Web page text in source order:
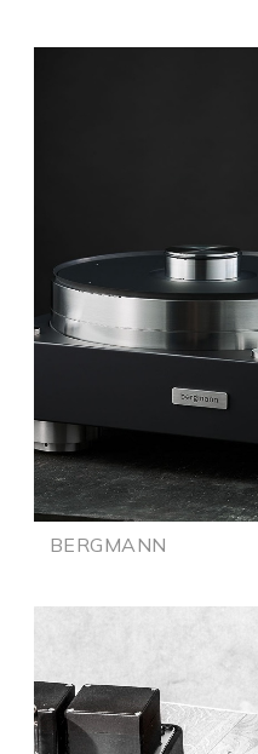
BERGMANN